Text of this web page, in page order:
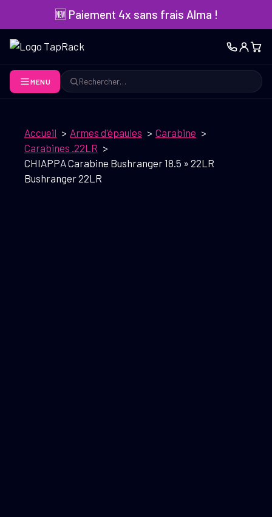
contenu
🆕 Paiement 4x sans frais Alma !
MENU
Rechercher
Accueil Armes d'épaules
Carabine
Carabines .22LR
CHIAPPA Carabine Bushranger 18.5 » 22LR
Bushranger 22LR